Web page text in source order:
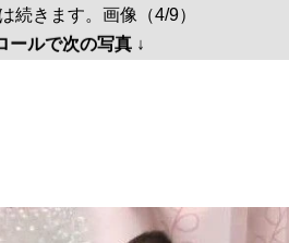
続きます。画像（4/9）
ールで次の写真 ↓